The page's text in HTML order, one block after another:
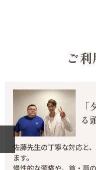
ご
る
佐藤先生の丁寧な対応と
ます。
慢性的な頭痛や、首・肩